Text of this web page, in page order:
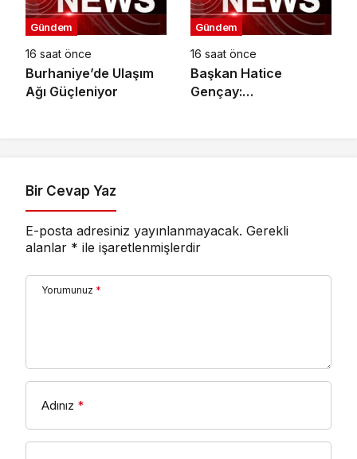
Gündem
16 saat önce
Burhaniye’de Ulaşım
Ağı Güçleniyor
Gündem
16 saat önce
Başkan Hatice
Gençay:
Bir Cevap Yaz
E-posta adresiniz yayınlanmayacak. Gerekli
alanlar * ile işaretlenmişlerdir
Yorumunuz *
Adınız *